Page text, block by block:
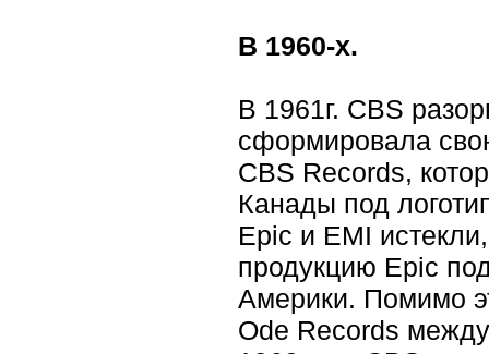
В 1960-х.
В 1961г. CBS
сформировала
CBS Records,
Канады под
Epic и EMI
продукцию Epic
Америки. Помимо
Ode Records